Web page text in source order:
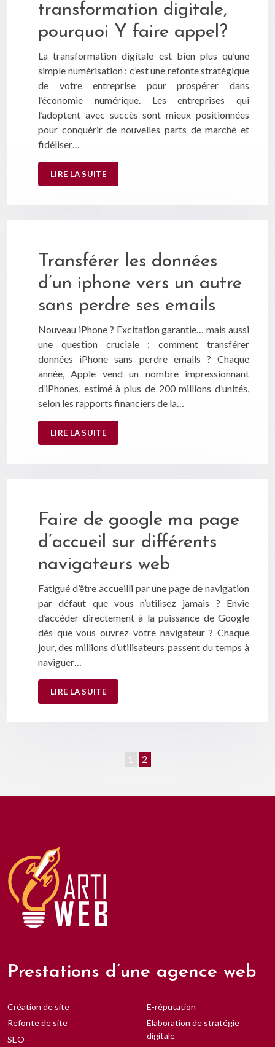
transformation digitale,
pourquoi Y faire appel?
La transformation digitale est bien plus qu’une
simple numérisation : c’est une refonte stratégique
de votre entreprise pour prospérer dans
l’économie numérique. Les entreprises qui
l’adoptent avec succès sont mieux positionnées
pour conquérir de nouvelles parts de marché et
fidéliser…
LIRE LA SUITE
Transférer les données
d’un iphone vers un autre
sans perdre ses emails
Nouveau iPhone ? Excitation garantie… mais aussi
une question cruciale : comment transférer
données iPhone sans perdre emails ? Chaque
année, Apple vend un nombre impressionnant
d’iPhones, estimé à plus de 200 millions d’unités,
selon les rapports financiers de la…
LIRE LA SUITE
Faire de google ma page
d’accueil sur différents
navigateurs web
Fatigué d’être accueilli par une page de navigation
par défaut que vous n’utilisez jamais ? Envie
d’accéder directement à la puissance de Google
dès que vous ouvrez votre navigateur ? Chaque
jour, des millions d’utilisateurs passent du temps à
naviguer…
LIRE LA SUITE
1 2
Prestations d’une agence web
Création de site
Refonte de site
SEO
E-réputation
Èlaboration de stratégie
digitale